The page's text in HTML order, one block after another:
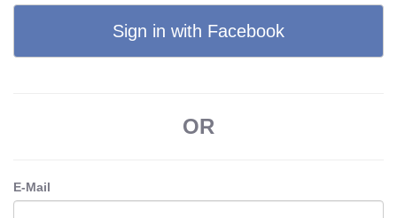
Sign in with Facebook
OR
E-Mail